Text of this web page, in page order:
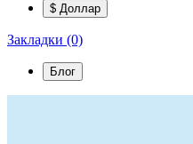
$ Доллар
Закладки (0)
Блог